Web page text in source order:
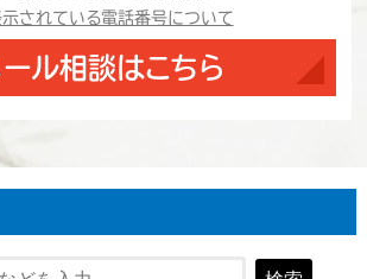
されている電話番号について
ール相談はこちら